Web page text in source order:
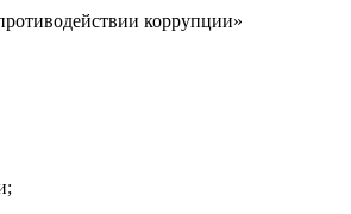
коррупции»